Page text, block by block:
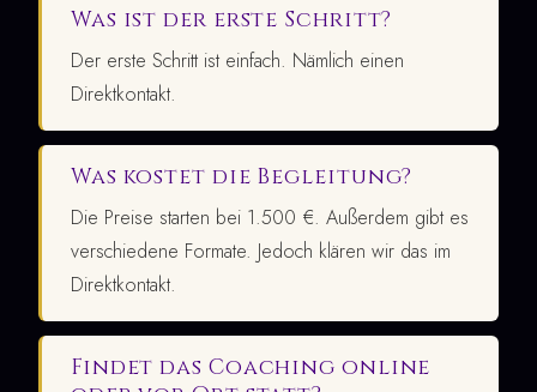
Was ist der erste Schritt?
Der erste Schritt ist einfach. Nämlich einen
Direktkontakt.
Was kostet die Begleitung?
Die Preise starten bei 1.500 €. Außerdem gibt es
verschiedene Formate. Jedoch klären wir das im
Direktkontakt.
Findet das Coaching online